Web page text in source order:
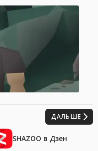
ДАЛЬШЕ
SHAZOO в Дзен